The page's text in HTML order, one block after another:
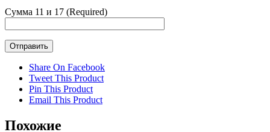
Сумма 11 и 17 (Required)
Share On Facebook
Tweet This Product
Pin This Product
Email This Product
Похожие